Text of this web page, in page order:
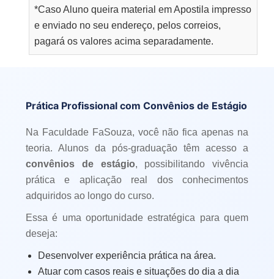
*Caso Aluno queira material em Apostila impresso
e enviado no seu endereço, pelos correios,
pagará os valores acima separadamente.
Prática Profissional com Convênios de Estágio
Na Faculdade FaSouza, você não fica apenas na
teoria. Alunos da pós-graduação têm acesso a
convênios de estágio, possibilitando vivência
prática e aplicação real dos conhecimentos
adquiridos ao longo do curso.
Essa é uma oportunidade estratégica para quem
deseja:
Desenvolver experiência prática na área.
Atuar com casos reais e situações do dia a dia